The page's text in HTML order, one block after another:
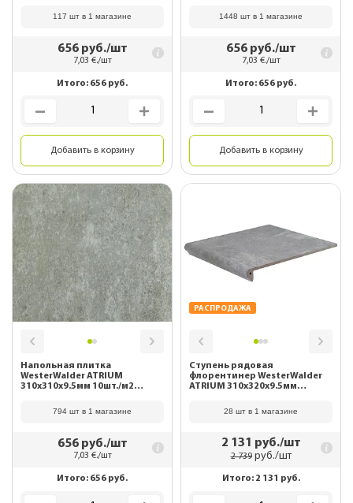
117 шт в 1 магазине
656руб./шт
7,03 €./шт
Итого: 656 руб.
Добавить в корзину
1448 шт в 1 магазине
656руб./шт
7,03 €./шт
Итого: 656 руб.
Добавить в корзину
Напольная плитка
WesterWalder ATRIUM
310х310х9.5мм 10шт./м2
794 шт в 1 магазине
656руб./шт
7,03 €./шт
Итого: 656 руб.
РАСПРОДАЖА
Ступень рядовая
флорентинер WesterWalder
ATRIUM 310х320х9.5мм
28 шт в 1 магазине
2 131 руб./шт
2 739руб./шт
Итого: 2 131 руб.